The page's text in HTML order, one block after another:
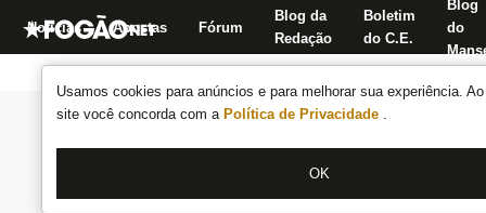
Usamos cookies para anúncios e para melhorar sua experiência.
site você concorda com a Política de Privacidade .
OK
Notícias Apostas Fórum
Blog da
Redação
Boletim
do C.E.
Blog
do